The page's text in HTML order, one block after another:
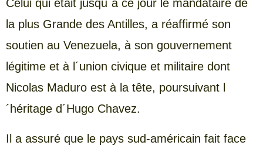
Celui qui était jusqu´à ce jour le mandataire de
la plus Grande des Antilles, a réaffirmé son
soutien au Venezuela, à son gouvernement
légitime et à l´union civique et militaire dont
Nicolas Maduro est à la tête, poursuivant l
´héritage d´Hugo Chavez.
Il a assuré que le pays sud-américain fait face